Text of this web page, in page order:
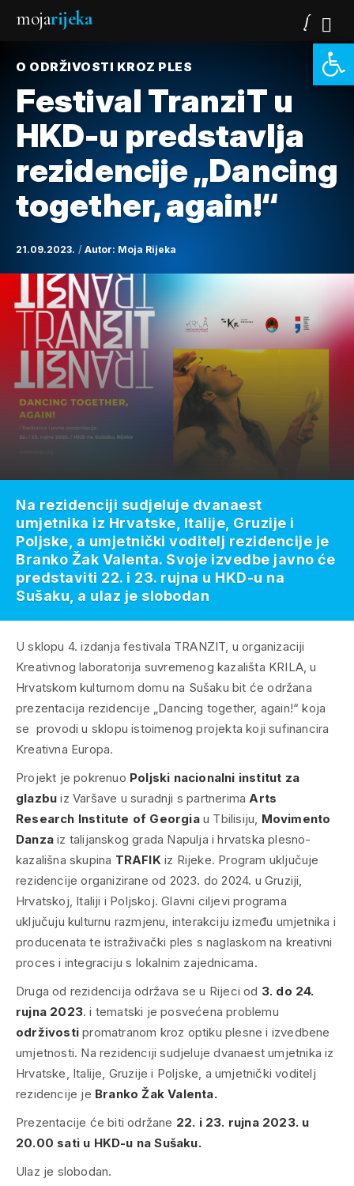
mojarijeka
O ODRŽIVOSTI KROZ PLES
Festival TranziT u
HKD-u predstavlja
rezidencije „Dancing
together, again!“
21.09.2023. Autor: Moja Rijeka
U sklopu 4. izdanja festivala TRANZIT, u organizaciji
Kreativnog laboratorija suvremenog kazališta KRILA, u
Hrvatskom kulturnom domu na Sušaku bit će održana
prezentacija rezidencije „Dancing together, again!“ koja
se provodi u sklopu istoimenog projekta koji sufinancira
Kreativna Europa.
Projekt je pokrenuo Poljski nacionalni institut za
glazbu iz Varšave u suradnji s partnerimaArts
Research Institute of Georgiau Tbilisiju, Movimento
Danza iz talijanskog grada Napulja i hrvatska plesno-
kazališna skupina TRAFIKiz Rijeke. Program uključuje
rezidencije organizirane od 2023. do 2024. u Gruziji,
Hrvatskoj, Italiji i Poljskoj. Glavni ciljevi programa
uključuju kulturnu razmjenu, interakciju između umjetnika i
producenata te istraživački ples s naglaskom na kreativni
proces i integraciju s lokalnim zajednicama.
Druga od rezidencija održava se u Rijeci od 3. do 24.
rujna 2023. i tematski je posvećena problemu
održivostipromatranom kroz optiku plesne i izvedbene
umjetnosti. Na rezidenciji sudjeluje dvanaest umjetnika iz
Hrvatske, Italije, Gruzije i Poljske, a umjetnički voditelj
rezidencije je Branko Žak Valenta.
Prezentacije će biti održane 22. i 23. rujna 2023. u
20.00 sati u HKD-u na Sušaku.
Ulaz je slobodan.
Na rezidenciji sudjeluje dvanaest
umjetnika iz Hrvatske, Italije, Gruzije i
Poljske, a umjetnički voditelj rezidencije je
Branko Žak Valenta. Svoje izvedbe javno će
predstaviti 22. i 23. rujna u HKD-u na
Sušaku, a ulaz je slobodan